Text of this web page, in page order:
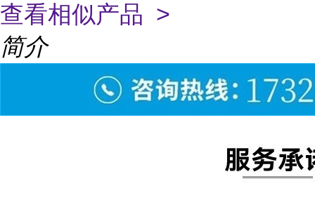
查看相似产品 >
简介